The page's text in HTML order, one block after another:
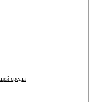
среды